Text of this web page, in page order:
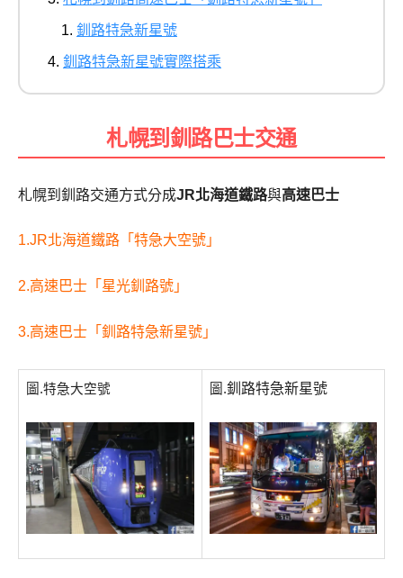
釧路特急新星號
釧路特急新星號實際搭乘
札幌到釧路巴士交通
札幌到釧路交通方式分成JR北海道鐵路與高速巴士
1.JR北海道鐵路「特急大空號」
2.高速巴士「星光釧路號」
3.高速巴士「釧路特急新星號」
圖.特急大空號 圖.釧路特急新星號